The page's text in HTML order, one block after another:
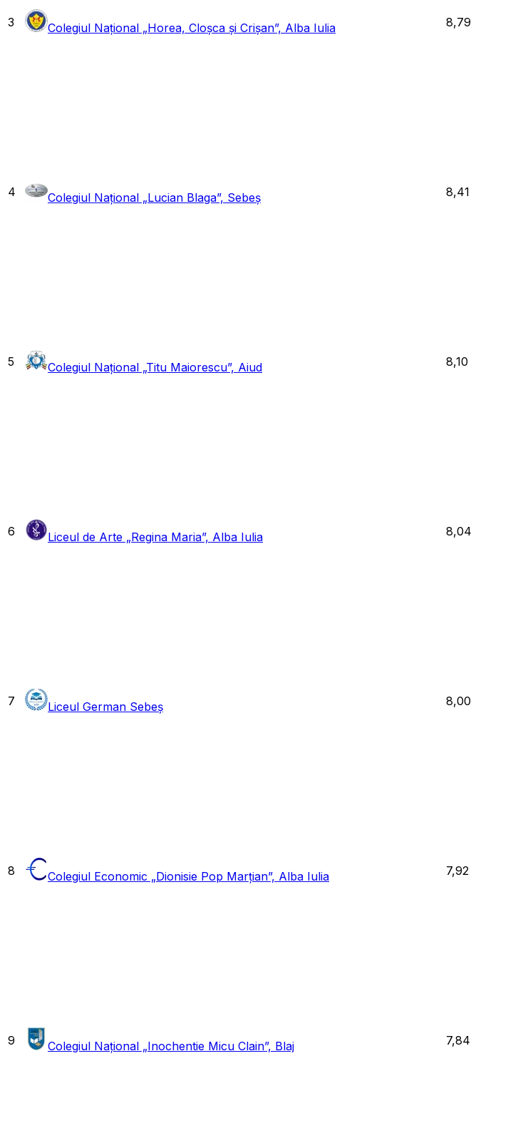
3 Colegiul Național „Horea, Cloșca și Crișan”, Alba Iulia 8,79
4 Colegiul Național „Lucian Blaga”, Sebeș 8,41
5 Colegiul Național „Titu Maiorescu”, Aiud 8,10
6 Liceul de Arte „Regina Maria”, Alba Iulia 8,04
7 Liceul German Sebeș 8,00
8 Colegiul Economic „Dionisie Pop Marțian”, Alba Iulia 7,92
9 Colegiul Național „Inochentie Micu Clain”, Blaj 7,84